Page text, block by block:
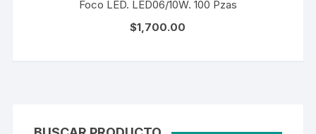
Foco LED. LED06/10W. 100 Pzas
$1,700.00